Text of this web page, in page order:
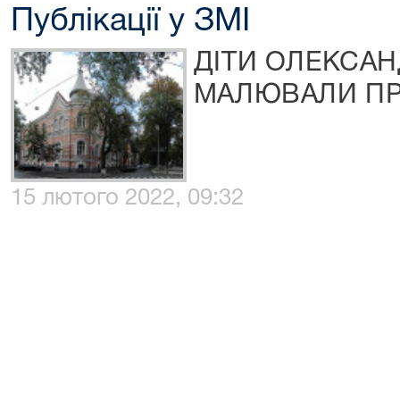
Публікації у ЗМІ
ДІТИ
МАЛЮВАЛИ
15 лютого 2022, 09:32